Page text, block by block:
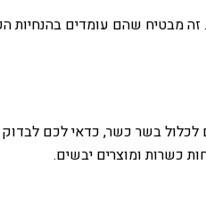
זה מבטיח שהם עומדים
בשר כשר, כדאי לכם לבדוק
כשרות ומוצרים יבשים.